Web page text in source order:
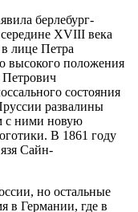
берлебург-
середине XVIII века
лице Петра
высокого положения
Петрович
состояния
развалины
с ними новую
В 1861 году
Сайн-
но остальные
в Германии, где в